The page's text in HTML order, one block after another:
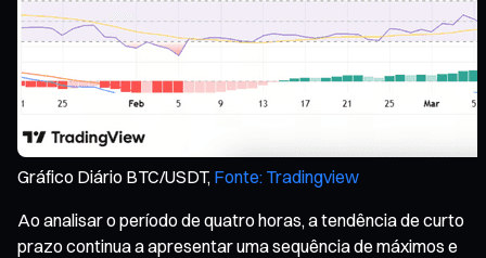
Gráfico Diário BTC/USDT, Fonte: Tradingview
Ao analisar o período de quatro horas, a tendência de curto
prazo continua a apresentar uma sequência de máximos e